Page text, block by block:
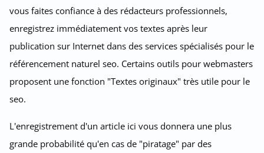
vous faites confiance à des rédacteurs professionnels,
enregistrez immédiatement vos textes après leur
publication sur Internet dans des services spécialisés pour le
référencement naturel seo. Certains outils pour webmasters
proposent une fonction "Textes originaux" très utile pour le
seo.
L'enregistrement d'un article ici vous donnera une plus
grande probabilité qu'en cas de "piratage" par des